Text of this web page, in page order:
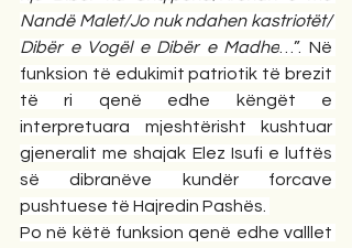
Nandë Malet/Jo nuk ndahen kastriotët/
Dibër e Vogël e Dibër e Madhe …”. Në
funksion të edukimit patriotik të brezit
të ri qenë edhe këngët e
interpretuara mjeshtërisht kushtuar
gjeneralit me shajak Elez Isufi e luftës
së dibranëve kundër forcave
pushtuese të Hajredin Pashës.
Po në këtë funksion qenë edhe valllet